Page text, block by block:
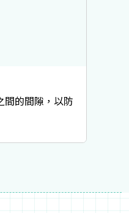
間的間隙，以防